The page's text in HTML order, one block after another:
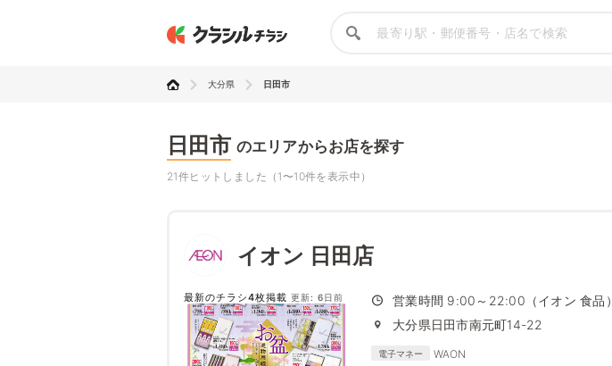
大分県 日田市
日田市 のエリアからお店を探す
21件ヒットしました（1〜10件を表示中）
イオン 日田店
最新のチラシ4枚掲載 更新: 6日前
営業時間 9:00～22:00（イオン 食品）
大分県日田市南元町14-22
電子マネー WAON